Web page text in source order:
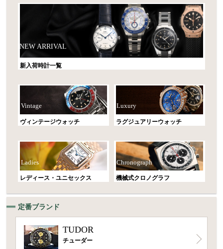
NEW ARRIVAL
新入荷時計一覧
Vintage
ヴィンテージウォッチ
Luxury
ラグジュアリーウォッチ
Ladies
レディース・ユニセックス
Chronograph
機械式クロノグラフ
定番ブランド
TUDOR
チューダー